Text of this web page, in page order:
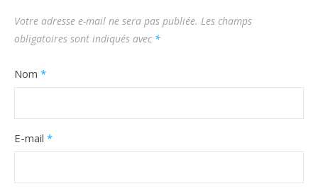
Votre adresse e-mail ne sera pas publiée. Les champs
obligatoires sont indiqués avec *
Nom *
E-mail *